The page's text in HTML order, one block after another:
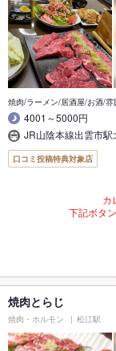
焼肉/ラーメン/居酒屋/お酒/雰
4001～5000円
JR山陰本線出雲市
口コミ投稿特典対象店
カ
下記ボタ
焼肉とらじ
焼肉・ホルモン 松江駅